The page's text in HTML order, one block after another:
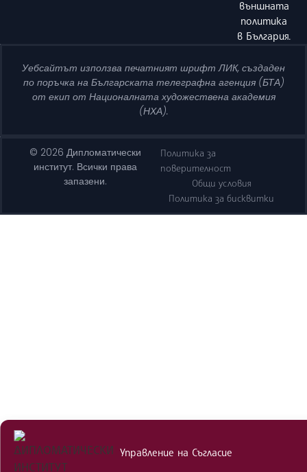
Управление на Съгласие
външната
политика
в България.
Уебсайтът използва печатният шрифт ЛИК, създаден
по поръчка на Българската телеграфна агенция (БТА)
от екип от Националната художествена академия
(НХА).
© 2026 Дипломатически
институт. Всички права
запазени.
Политика за
поверителност
Общи условия
Политика за бисквитки